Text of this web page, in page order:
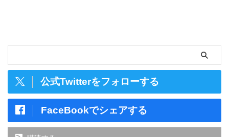
公式Twitterをフォローする
FaceBookでシェアする